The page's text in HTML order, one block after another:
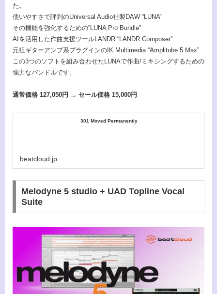
た。
使いやすさで評判のUniversal Audio社製DAW “LUNA”
その機能を強化するための”LUNA Pro Bundle”
AIを活用した作曲支援ツールLANDR “LANDR Composer”
元祖ギターアンプ系プラグインのIK Multimedia “Amplitube 5 Max”
この3つのソフトを組み合わせたLUNAで作曲/ミキシングするための
強力なバンドルです。
通常価格 127,050円 → セール価格 15,000円
301 Moved Permanently
beatcloud.jp
Melodyne 5 studio + UAD Topline Vocal
Suite